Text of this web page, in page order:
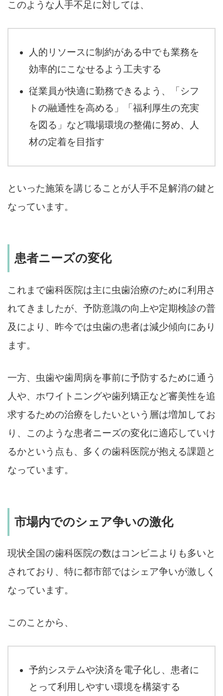
このような人手不足に対しては、
人的リソースに制約がある中でも業務を
効率的にこなせるよう工夫する
従業員が快適に勤務できるよう、「シフ
トの融通性を高める」「福利厚生の充実
を図る」など職場環境の整備に努め、人
材の定着を目指す
といった施策を講じることが人手不足解消の鍵と
なっています。
患者ニーズの変化
これまで歯科医院は主に虫歯治療のために利用さ
れてきましたが、予防意識の向上や定期検診の普
及により、昨今では虫歯の患者は減少傾向にあり
ます。
一方、虫歯や歯周病を事前に予防するために通う
人や、ホワイトニングや歯列矯正など審美性を追
求するための治療をしたいという層は増加してお
り、このような患者ニーズの変化に適応していけ
るかという点も、多くの歯科医院が抱える課題と
なっています。
市場内でのシェア争いの激化
現状全国の歯科医院の数はコンビニよりも多いと
されており、特に都市部ではシェア争いが激しく
なっています。
このことから、
予約システムや決済を電子化し、患者に
とって利用しやすい環境を構築する